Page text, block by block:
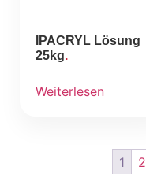
IPACRYL Lösung
25kg
Weiterlesen
1 2